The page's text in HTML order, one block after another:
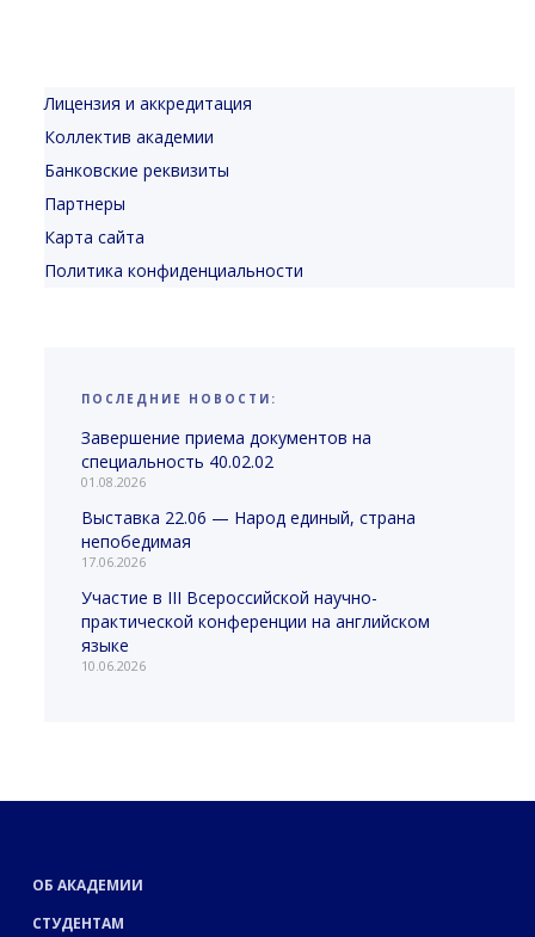
Лицензия и аккредитация
Коллектив академии
Банковские реквизиты
Партнеры
Карта сайта
Политика конфиденциальности
ПОСЛЕДНИЕ НОВОСТИ:
Завершение приема документов на
специальность 40.02.02
01.08.2026
Выставка 22.06 — Народ единый, страна
непобедимая
17.06.2026
Участие в III Всероссийской научно-
практической конференции на английском
языке
10.06.2026
ОБ АКАДЕМИИ
СТУДЕНТАМ